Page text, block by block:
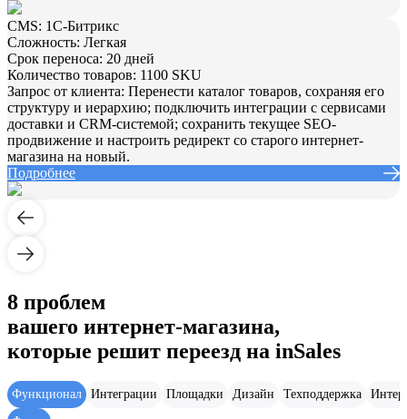
CMS: 1С-Битрикс
Сложность: Легкая
Срок переноса: 20 дней
Количество товаров: 1100 SKU
Запрос от клиента: Перенести каталог товаров, сохраняя его
структуру и иерархию; подключить интеграции с сервисами
доставки и CRM-системой; сохранить текущее SEO-
продвижение и настроить редирект со старого интернет-
магазина на новый.
Подробнее
8 проблем
вашего интернет-магазина,
которые решит переезд на inSales
Функционал Интеграции Площадки Дизайн Техподдержка